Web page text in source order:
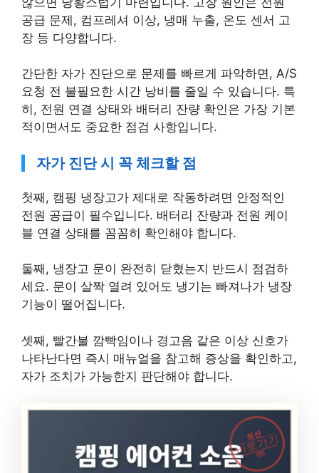
공급 문제, 컴프레셔 이상, 냉매 누출, 온도 센서 고
장 등 다양합니다.
간단한 자가 진단으로 문제를 빠르게 파악하면, A/S
요청 전 불필요한 시간 낭비를 줄일 수 있습니다. 특
히, 전원 연결 상태와 배터리 잔량 확인은 가장 기본
적이면서도 중요한 점검 사항입니다.
자가 진단 시 꼭 체크할 점
첫째, 캠핑 냉장고가 제대로 작동하려면 안정적인
전원 공급이 필수입니다. 배터리 잔량과 전원 케이
블 연결 상태를 꼼꼼히 확인해야 합니다.
둘째, 냉장고 문이 완전히 닫혔는지 반드시 점검하
세요. 문이 살짝 열려 있어도 냉기는 빠져나가 냉장
기능이 떨어집니다.
셋째, 빨간불 깜빡임이나 경고음 같은 이상 신호가
나타난다면 즉시 매뉴얼을 참고해 증상을 확인하고,
자가 조치가 가능한지 판단해야 합니다.
최신
바로가기
캠핑